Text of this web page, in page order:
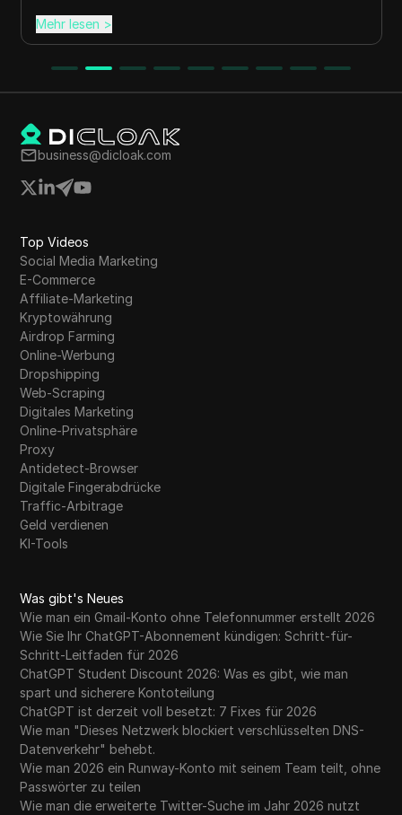
Mehr lesen >
business@dicloak.com
Top Videos
Social Media Marketing
E-Commerce
Affiliate-Marketing
Kryptowährung
Airdrop Farming
Online-Werbung
Dropshipping
Web-Scraping
Digitales Marketing
Online-Privatsphäre
Proxy
Antidetect-Browser
Digitale Fingerabdrücke
Traffic-Arbitrage
Geld verdienen
KI-Tools
Was gibt's Neues
Wie man ein Gmail-Konto ohne Telefonnummer erstellt 2026
Wie Sie Ihr ChatGPT-Abonnement kündigen: Schritt-für-
Schritt-Leitfaden für 2026
ChatGPT Student Discount 2026: Was es gibt, wie man
spart und sicherere Kontoteilung
ChatGPT ist derzeit voll besetzt: 7 Fixes für 2026
Wie man "Dieses Netzwerk blockiert verschlüsselten DNS-
Datenverkehr" behebt.
Wie man 2026 ein Runway-Konto mit seinem Team teilt, ohne
Passwörter zu teilen
Wie man die erweiterte Twitter-Suche im Jahr 2026 nutzt